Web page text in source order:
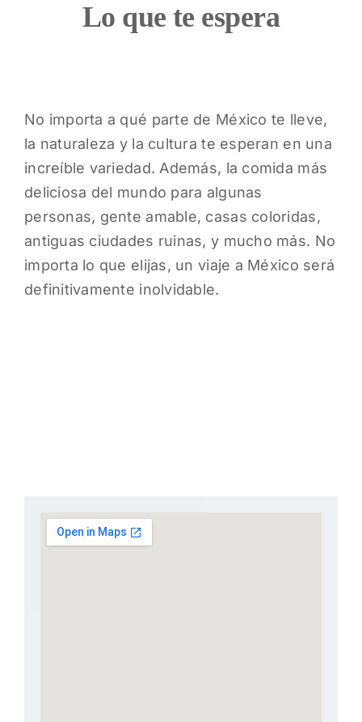
Lo que te espera
No importa a qué parte de México te lleve,
la naturaleza y la cultura te esperan en una
increíble variedad. Además, la comida más
deliciosa del mundo para algunas
personas, gente amable, casas coloridas,
antiguas ciudades ruinas, y mucho más. No
importa lo que elijas, un viaje a México será
definitivamente inolvidable.